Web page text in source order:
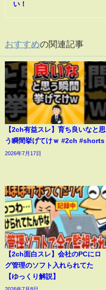
い！
おすすめの関連記事
【2ch有益スレ】育ち良いなと思
う瞬間挙げてけｗ #2ch #shorts
2026年7月17日
【2ch面白スレ】会社のPCにロ
グ管理のソフト入れられてた
【ゆっくり解説】